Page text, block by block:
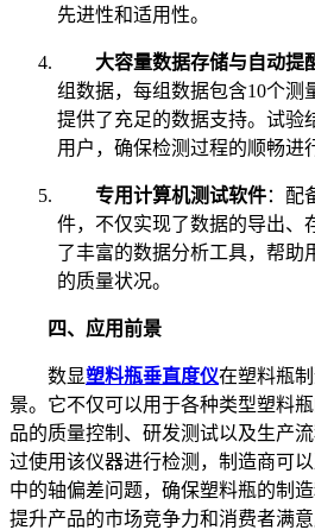
先进性和适用性。
大容量数据存储与自动提
组数据，每组数据包含10个测
提供了充足的数据支持。试验
用户，确保检测过程的顺畅进
专用计算机测试软件：配
件，不仅实现了数据的导出、
了丰富的数据分析工具，帮助
的质量状况。
四、应用前景
数显塑料瓶垂直度仪在塑料瓶
景。它不仅可以用于各种类型塑料
品的质量控制、研发测试以及生产
过使用该仪器进行检测，制造商可
中的轴偏差问题，确保塑料瓶的制
提升产品的市场竞争力和消费者满意